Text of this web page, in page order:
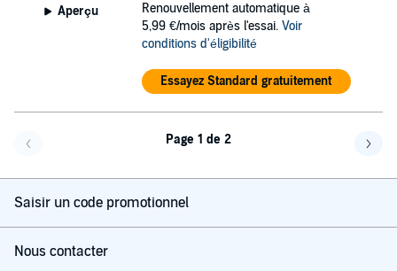
Aperçu
Renouvellement automatique à
5,99 €/mois après l'essai. Voir
conditions d'éligibilité
Essayez Standard gratuitement
Page 1 de 2
Saisir un code promotionnel
Nous contacter